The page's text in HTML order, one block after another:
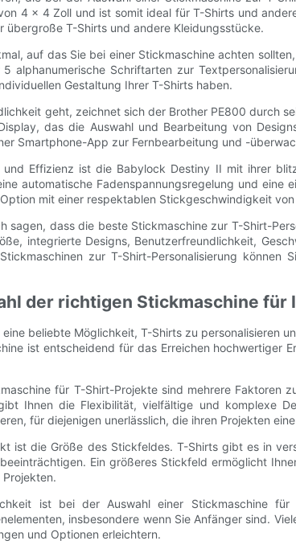
4 x 4 Zoll und ist somit ideal für T-Shirts und
übergroße T-Shirts und andere Kleidungsstücke.
auf das Sie bei einer Stickmaschine achten
alphanumerische Schriftarten zur
Gestaltung Ihrer T-Shirts haben.
geht, zeichnet sich der Brother PE800 durch
das die Auswahl und Bearbeitung von
Smartphone-App zur Fernbearbeitung und -
Effizienz ist die Babylock Destiny II mit ihrer
automatische Fadenspannungsregelung und
mit einer respektablen Stickgeschwindigkeit
sagen, dass die beste Stickmaschine zur T-Shirt-
integrierte Designs, Benutzerfreundlichkeit,
zur T-Shirt-Personalisierung
der richtigen Stickmaschine für
beliebte Möglichkeit, T-Shirts zu personalisieren
ist entscheidend für das Erreichen hochwertiger
für T-Shirt-Projekte sind mehrere
Ihnen die Flexibilität, vielfältige und komplexe
für diejenigen unerlässlich, die ihren Projekten
ist die Größe des Stickfeldes. T-Shirts gibt es in
Ein größeres Stickfeld ermöglicht
ist bei der Auswahl einer Stickmaschine
insbesondere wenn Sie Anfänger sind.
und Optionen erleichtern.